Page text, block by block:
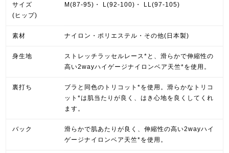
サイズ
(ヒップ)
M(87-95)・ L(92-100)・ LL(97-105)
素材 ナイロン・ポリエステル・その他(日本製)
身生地
ストレッチラッセルレース*と、滑らかで伸縮性の
高い2wayハイゲージナイロンベア天竺*を使用。
裏打ち
ブラと同色のトリコット*を使用。滑らかなトリコ
ット*は肌当たりが良く、はき心地を良くしてくれ
ます。
バック
滑らかで肌あたりが良く、伸縮性の高い2wayハイ
ゲージナイロンベア天竺*を使用。